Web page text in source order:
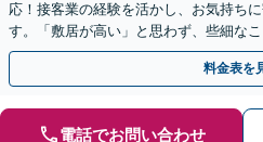
応！接客業の経験を活かし、お気持ち
す。「敷居が高い」と思わず、些細な
い【初回相談無料】【夜間・休日相談
料金表を
電話でお問い合わせ